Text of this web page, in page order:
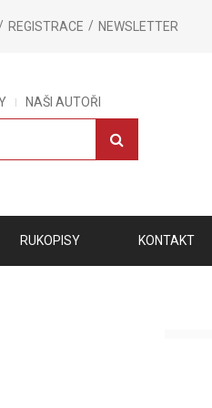
REGISTRACE NEWSLETTER
NAŠI AUTOŘI
RUKOPISY KONTAKT